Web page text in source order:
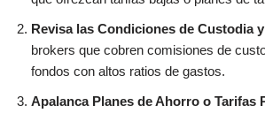
Revisa las Condiciones de Custodia
brokers que cobren comisiones de
fondos con altos ratios de gastos.
Apalanca Planes de Ahorro o Tarifas